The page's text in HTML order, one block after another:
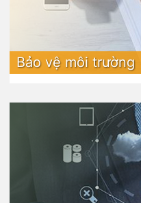
Bảo vệ môi trường